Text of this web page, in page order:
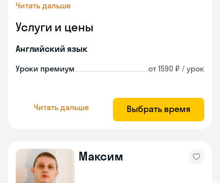
Читать дальше
Услуги и цены
Английский язык
Уроки премиум от 1590 ₽ / урок
Читать дальше Выбрать время
Максим